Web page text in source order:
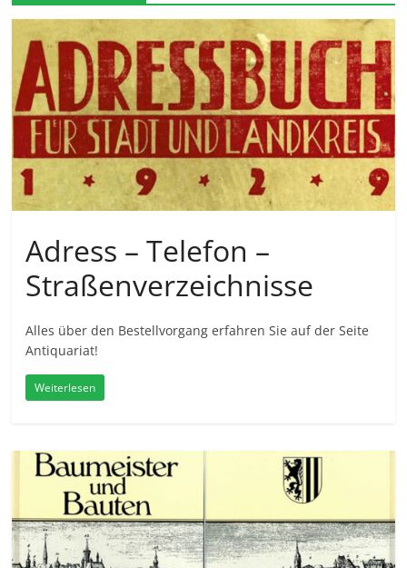
Adress – Telefon –
Straßenverzeichnisse
Alles über den Bestellvorgang erfahren Sie auf der Seite
Antiquariat!
Weiterlesen